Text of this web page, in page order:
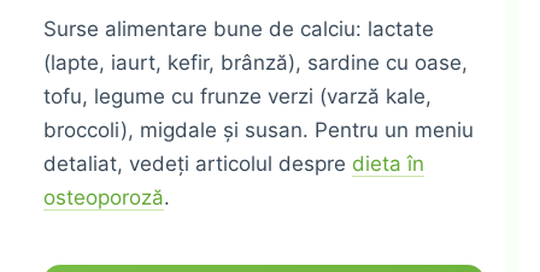
Surse alimentare bune de calciu: lactate
(lapte, iaurt, kefir, brânză), sardine cu oase,
tofu, legume cu frunze verzi (varză kale,
broccoli), migdale și susan. Pentru un meniu
detaliat, vedeți articolul despre dieta în
osteoporoză.